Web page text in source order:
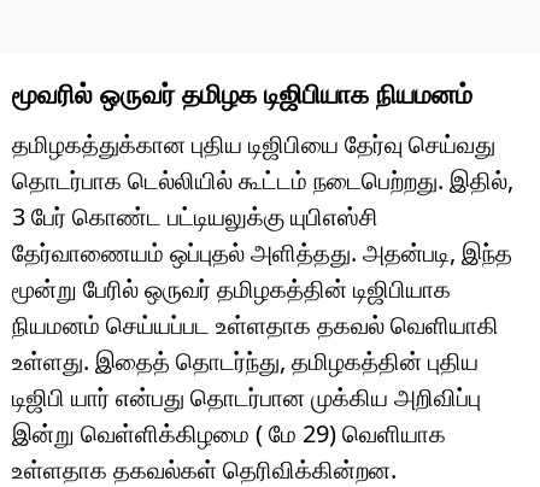
மூவரில் ஒருவர் தமிழக டிஜிபியாக நியமனம்
தமிழகத்துக்கான புதிய டிஜிபியை தேர்வு செய்வது
தொடர்பாக டெல்லியில் கூட்டம் நடைபெற்றது. இதில்,
3 பேர் கொண்ட பட்டியலுக்கு யுபிஎஸ்சி
தேர்வாணையம் ஒப்புதல் அளித்தது. அதன்படி, இந்த
மூன்று பேரில் ஒருவர் தமிழகத்தின் டிஜிபியாக
நியமனம் செய்யப்பட உள்ளதாக தகவல் வெளியாகி
உள்ளது. இதைத் தொடர்ந்து, தமிழகத்தின் புதிய
டிஜிபி யார் என்பது தொடர்பான முக்கிய அறிவிப்பு
இன்று வெள்ளிக்கிழமை ( மே 29) வெளியாக
உள்ளதாக தகவல்கள் தெரிவிக்கின்றன.